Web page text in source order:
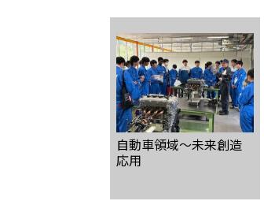
自動車領域〜未来創造
応用